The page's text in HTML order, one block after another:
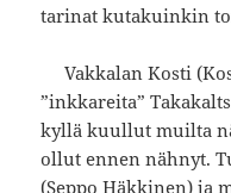
tarinat kutakuinkin
Vakkalan Kosti
”inkkareita”
kyllä kuullut muilta
ollut ennen nähnyt.
(Seppo Häkkinen) ja